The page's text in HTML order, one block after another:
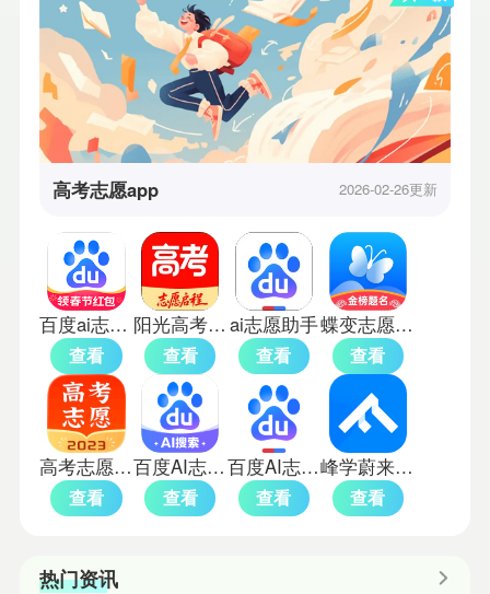
高考志愿app 2026-02-26更新
百度ai志愿报考助手
查看
阳光高考免费版
查看
ai志愿助手
查看
蝶变志愿免费版
查看
高考志愿指南电子版
查看
百度AI志愿助手
查看
百度AI志愿助手手机版
查看
峰学蔚来高考志愿规划
查看
热门资讯